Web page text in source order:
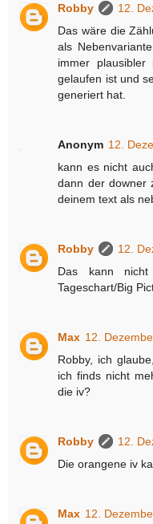
Robby
12.
Das wäre die
als
immer
gelaufen ist und
generiert hat.
Anonym 12.
kann es nicht
dann der downer
deinem text als
Robby
12.
Das kann
Tageschart/Big
Max 12.
Robby, ich
ich finds nicht
die iv?
Robby
12.
Die orangene iv
Max 12.